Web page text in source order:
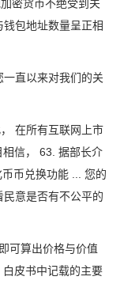
密货币不绝受到关
包地址数量呈正相
直以来对我们的关
在所有互联网上市
信， 63. 据部长介
币兑换功能 ... 您的
意是否有不公平的
可算出价格与价值
皮书中记载的主要